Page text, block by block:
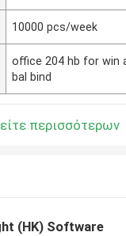
10000 pcs/week
office 204 hb for win
bal bind
περισσότερων
(HK) Software